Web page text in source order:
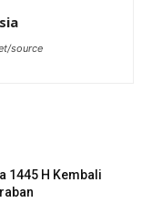
source
1445 H Kembali